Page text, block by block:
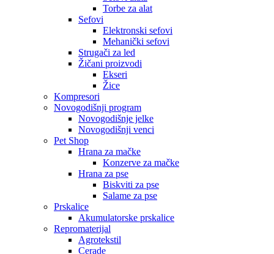
Torbe za alat
Sefovi
Elektronski sefovi
Mehanički sefovi
Strugači za led
Žičani proizvodi
Ekseri
Žice
Kompresori
Novogodišnji program
Novogodišnje jelke
Novogodišnji venci
Pet Shop
Hrana za mačke
Konzerve za mačke
Hrana za pse
Biskviti za pse
Salame za pse
Prskalice
Akumulatorske prskalice
Repromaterijal
Agrotekstil
Cerade